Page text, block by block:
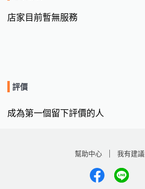
店家目前暫無服務
評價
成為第一個留下評價的人
幫助中心 我有建議